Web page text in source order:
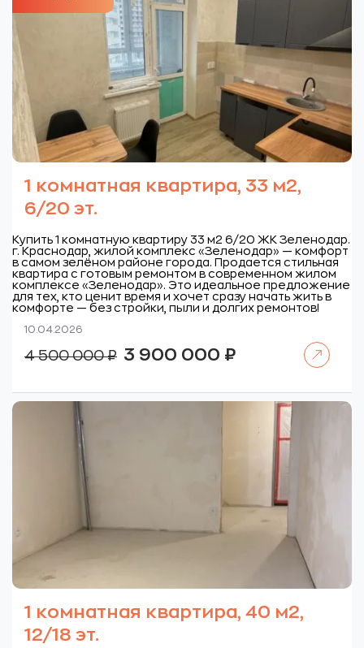
1 комнатная квартира, 33 м2,
6/20 эт.
Купить 1 комнатную квартиру 33 м2 6/20 ЖК Зеленодар.
г. Краснодар, жилой комплекс «Зеленодар» — комфорт
в самом зелёном районе города. Продается стильная
квартира с готовым ремонтом в современном жилом
комплексе «Зеленодар». Это идеальное предложение
для тех, кто ценит время и хочет сразу начать жить в
комфорте — без стройки, пыли и долгих ремонтов!
10.04.2026
4 500 000₽
Первоначальная
цена
500
3 900 000 ₽Текущая
000 ₽.
1 комнатная квартира, 40 м2,
12/18 эт.